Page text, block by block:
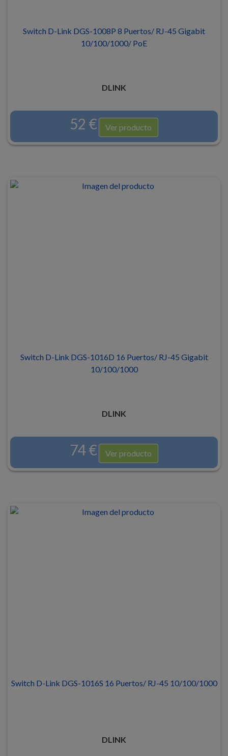
Switch D-Link DGS-1008P 8 Puertos/ RJ-45 Gigabit
10/100/1000/ PoE
DLINK
52 € Ver producto
Switch D-Link DGS-1016D 16 Puertos/ RJ-45 Gigabit
10/100/1000
DLINK
74 € Ver producto
Switch D-Link DGS-1016S 16 Puertos/ RJ-45 10/100/1000
DLINK